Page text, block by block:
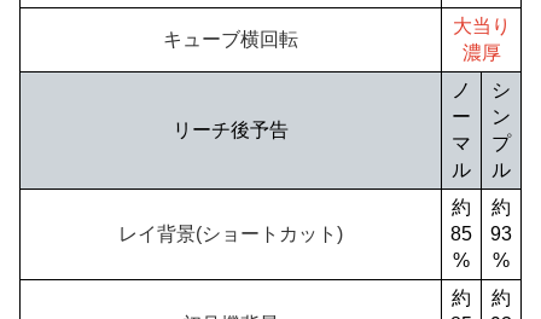
キューブ横回転
大当り
濃厚
リーチ後予告
ノ
ー
マ
ル
シ
ン
プ
ル
レイ背景(ショートカット)
約
85
%
約
93
%
約
約